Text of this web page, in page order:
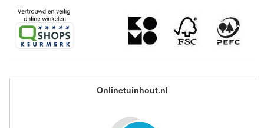
Onlinetuinhout.nl